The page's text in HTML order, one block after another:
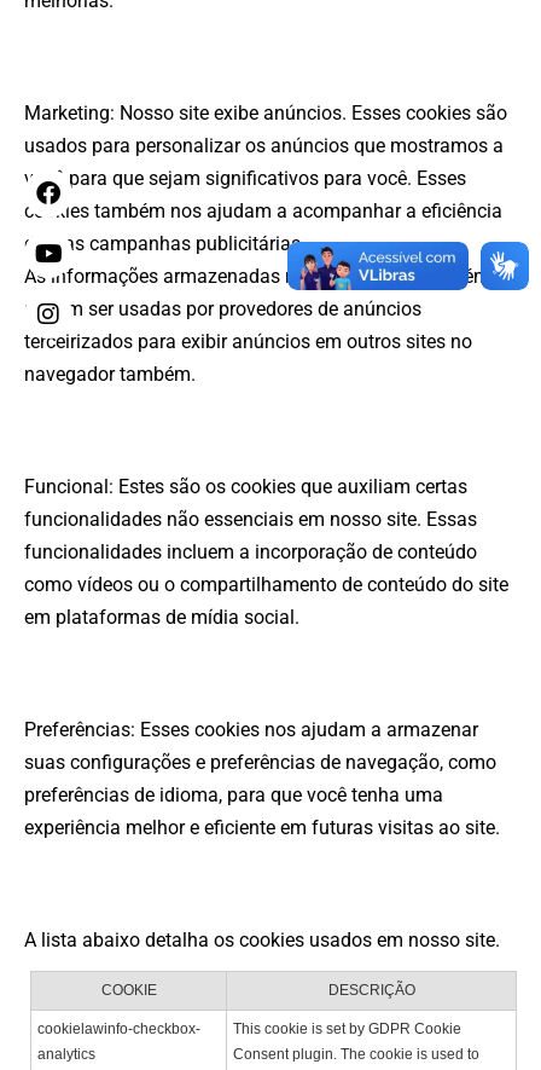
Marketing: Nosso site exibe anúncios. Esses cookies são
usados para personalizar os anúncios que mostramos a
você para que sejam significativos para você. Esses
cookies também nos ajudam a acompanhar a eficiência
dessas campanhas publicitárias.
As informações armazenadas nesses cookies também
podem ser usadas por provedores de anúncios
terceirizados para exibir anúncios em outros sites no
navegador também.
Funcional: Estes são os cookies que auxiliam certas
funcionalidades não essenciais em nosso site. Essas
funcionalidades incluem a incorporação de conteúdo
como vídeos ou o compartilhamento de conteúdo do site
em plataformas de mídia social.
Preferências: Esses cookies nos ajudam a armazenar
suas configurações e preferências de navegação, como
preferências de idioma, para que você tenha uma
experiência melhor e eficiente em futuras visitas ao site.
A lista abaixo detalha os cookies usados em nosso site.
COOKIE DESCRIÇÃO
cookielawinfo-checkbox-
analytics
This cookie is set by GDPR Cookie
Consent plugin. The cookie is used to